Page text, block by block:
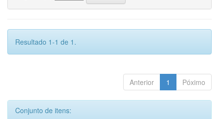
Resultado 1-1 de 1.
Anterior 1 Póximo
Conjunto de itens: